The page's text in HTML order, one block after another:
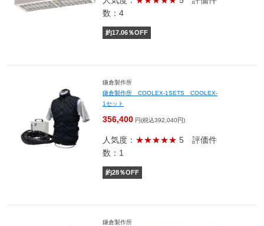
数：4
約17.06％OFF
鎌倉製作所
鎌倉製作所 COOLEX-1SETS COOLEX-
1セット
356,400 円(税込392,040円)
人気度： ★★★★★ 5 評価件
数：1
約28％OFF
鎌倉製作所